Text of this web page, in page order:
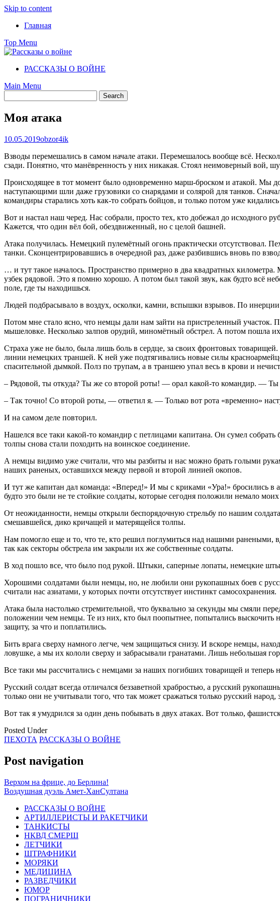
Skip to content
Главная
Top Menu
РАССКАЗЫ О ВОЙНЕ
Main Menu
Моя атака
10.05.2019obzor4ik
Взводы перемешались в самом начале атаки. Перемешалось вообще всё.
сзади. Понятно, что манёвренность у них никакая. Стоял неимоверный вой,
Происходящее в тот момент было одновременно марш-броском и атакой. Мы
наступающими шли даже грузовики со снарядами и солярой для танков.
командиры старались хоть как-то собрать бойцов, и только потом уже
Вот и настал наш черед. Нас собрали, просто тех, кто добежал до
Кажется, что один вёл бой, обездвиженный, но с целой башней.
Атака получилась. Немецкий пулемётный огонь практически
танки. Сконцентрировавшись в очередной раз, даже разбившись вновь по
… и тут такое началось. Пространство примерно в два квадратных
узбек рядовой. Это я помню хорошо. А потом был такой звук, как будто всё
поле, где ты находишься.
Людей подбрасывало в воздух, осколки, камни, вспышки взрывов. По
Потом мне стало ясно, что немцы дали нам зайти на пристреленный
мышеловке. Несколько залпов орудий, миномётный обстрел. А потом пошла их
Страха уже не было, была лишь боль в сердце, за своих фронтовых
линии немецких траншей. К ней уже подтягивались новые силы
спасительной дымкой. Полз по трупам, а в траншею упал весь в крови и
– Рядовой, ты откуда? Ты же со второй роты! — орал какой-то командир. — Ты
– Так точно! Со второй роты, — ответил я. — Только вот рота «временно»
И на самом деле повторил.
Нашелся все таки какой-то командир с петлицами капитана. Он сумел
толпы снова стали походить на воинское соединение.
А немцы видимо уже считали, что мы разбиты и нас можно брать голыми
наших раненых, оставшихся между первой и второй линией окопов.
И тут же капитан дал команда: «Вперед!» И мы с криками «Ура!» бросились в
будто это были не те стойкие солдаты, которые сегодня положили немало моих
От неожиданности, немцы открыли беспорядочную стрельбу по нашим
смешавшейся, дико кричащей и матерящейся толпы.
Нам помогло еще и то, что те, кто решил поглумиться над нашими ранеными,
так как секторы обстрела им закрыли их же собственные солдаты.
В ход пошло все, что было под рукой. Штыки, саперные лопаты, немецкие
Хорошими солдатами были немцы, но, не любили они рукопашных боев с
считали нас азиатами, у которых почти отсутствует инстинкт самосохранения.
Атака была настолько стремительной, что буквально за секунды мы смяли
положении чем немцы. Те из них, кто был поопытнее, попытались выскочить
защиту, за что и поплатились.
Бить врага сверху намного легче, чем защищаться снизу. И вскоре немцы,
ловушке, а мы их кололи сверху и забрасывали гранатами. Лишь небольшая
Все таки мы рассчитались с немцами за наших погибших товарищей и теперь
Русский солдат всегда отличался беззаветной храбростью, а русский
только они не учитывали того, что так может сражаться только русский
Вот так я умудрился за один день побывать в двух атаках. Вот только,
Posted Under
ПЕХОТА РАССКАЗЫ О ВОЙНЕ
Post navigation
Верхом на фрице, до Берлина!
Воздушная дуэль Амет-ХанСултана
РАССКАЗЫ О ВОЙНЕ
АРТИЛЛЕРИСТЫ И РАКЕТЧИКИ
ТАНКИСТЫ
НКВД СМЕРШ
ЛЕТЧИКИ
ШТРАФНИКИ
МОРЯКИ
МЕДИЦИНА
РАЗВЕДЧИКИ
ЮМОР
ПОГРАНИЧНИКИ